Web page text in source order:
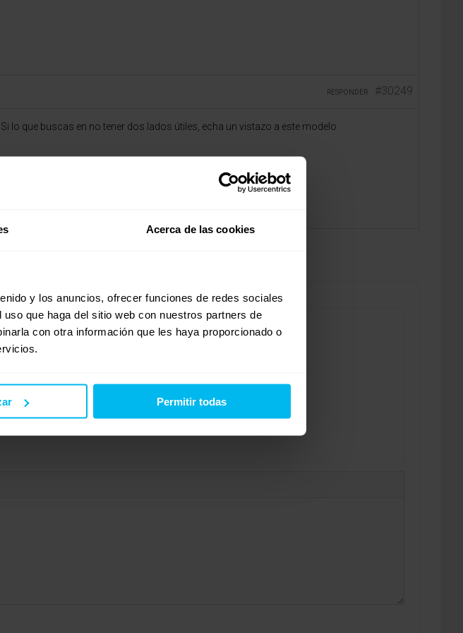
Acerca de las cookies
y los anuncios, ofrecer funciones de redes sociales
que haga del sitio web con nuestros partners de
con otra información que les haya proporcionado o
Permitir todas
#30249
RESPONDER
lo que buscas en no tener dos lados útiles, echa un vistazo a este modelo
p-1707